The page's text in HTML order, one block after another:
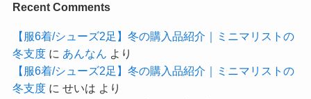
Recent Comments
【服6着/シューズ2足】冬の購入品紹介｜ミニマリストの
冬支度に あんなん
より
【服6着/シューズ2足】冬の購入品紹介｜ミニマリストの
冬支度に せいは より